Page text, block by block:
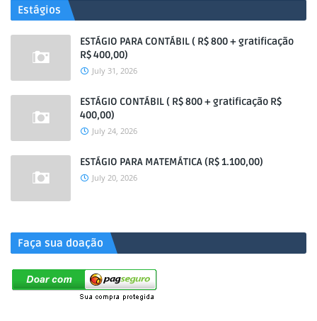
Estágios
ESTÁGIO PARA CONTÁBIL ( R$ 800 + gratificação
R$ 400,00)
July 31, 2026
ESTÁGIO CONTÁBIL ( R$ 800 + gratificação R$
400,00)
July 24, 2026
ESTÁGIO PARA MATEMÁTICA (R$ 1.100,00)
July 20, 2026
Faça sua doação